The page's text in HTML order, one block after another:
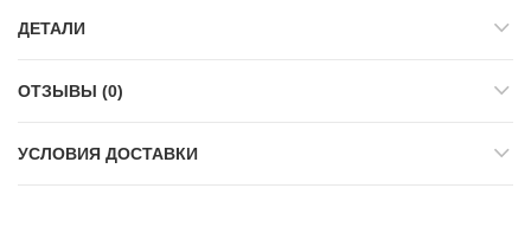
ДЕТАЛИ
ОТЗЫВЫ (0)
УСЛОВИЯ ДОСТАВКИ